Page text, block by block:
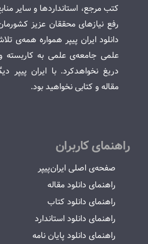
کتب مرجع، استانداردها و سایر
رفع نیازهای محققان عزیز
دانلود ایران پیپر همواره همه‌ی
علمی جامعه‌ی علمی به کاربسته
دریغ نخواهدکرد. با ایران پیپر
مقاله و کتابی نخواهید بود.
راهنمای کاربران
صفحه‌ی اصلی ایران‌پیپر
راهنمای دانلود مقاله
راهنمای دانلود کتاب
راهنمای دانلود استاندارد
راهنمای دانلود پایان نامه